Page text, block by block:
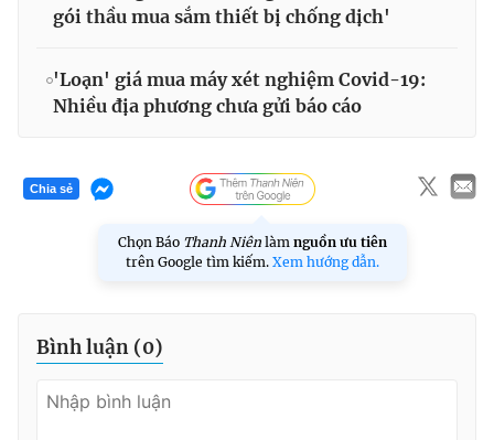
gói thầu mua sắm thiết bị chống dịch'
'Loạn' giá mua máy xét nghiệm Covid-19:
Nhiều địa phương chưa gửi báo cáo
Chia sẻ
Chọn Báo Thanh Niên làm nguồn ưu tiên
trên Google tìm kiếm. Xem hướng dẫn.
Bình luận (0)